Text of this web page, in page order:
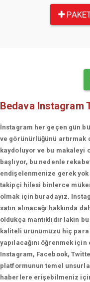
Bedava Instagram
İnstagram her geçen gün
ve görünürlüğünü artırmak
kaydoluyor ve bu makaleyi
başlıyor, bu nedenle
endişelenmenize gerek
takipçi hilesi binlerce
olmak için buradayız.
satın alınacağı hakkında
oldukça mantıklıdır lakin
kaliteli ürünümüzü hiç para
yapılacağını öğrenmek
Instagram, Facebook,
platformunun temel
haberlere erişebilmeniz